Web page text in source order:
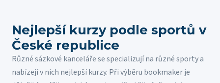
Nejlepší kurzy podle sportů v
České republice
Různé sázkové kanceláře se specializují na různé sporty a
nabízejí v nich nejlepší kurzy. Při výběru bookmaker je